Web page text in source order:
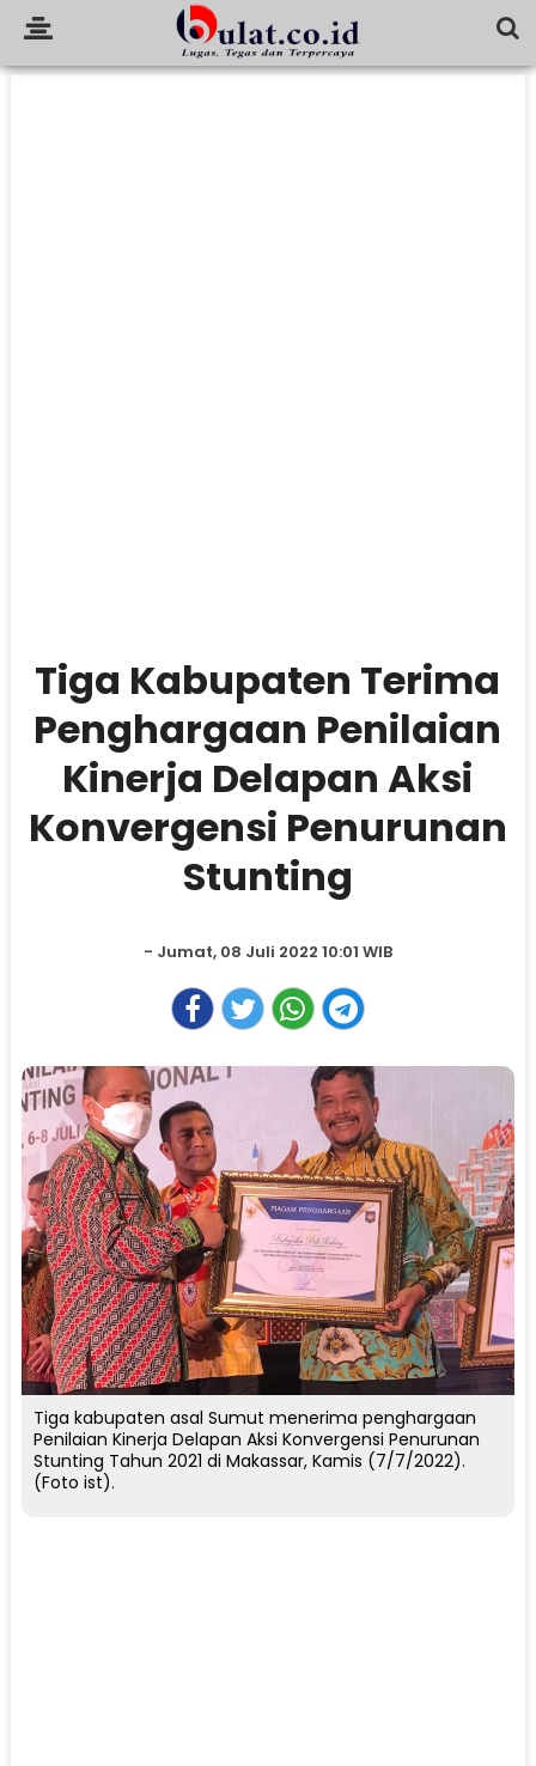
Tiga Kabupaten Terima
Penghargaan Penilaian
Kinerja Delapan Aksi
Konvergensi Penurunan
Stunting
- Jumat, 08 Juli 2022 10:01 WIB
Tiga kabupaten asal Sumut menerima penghargaan
Penilaian Kinerja Delapan Aksi Konvergensi Penurunan
Stunting Tahun 2021 di Makassar, Kamis (7/7/2022).
(Foto ist).